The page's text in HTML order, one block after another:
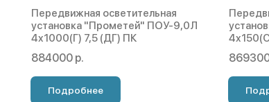
Передвижная осветительная
установка "Прометей" ПОУ-9,0Л
4х1000(Г) 7,5 (ДГ) ПК
884000 р.
Подробнее